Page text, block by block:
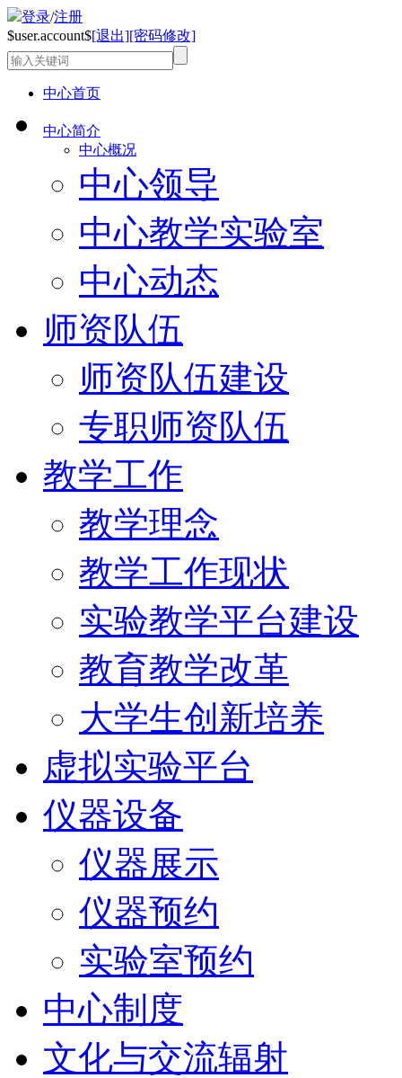
登录/注册
$user.account$[退出][密码修改]
中心首页
中心简介
中心概况
中心领导
中心教学实验室
中心动态
师资队伍
师资队伍建设
专职师资队伍
教学工作
教学理念
教学工作现状
实验教学平台建设
教育教学改革
大学生创新培养
虚拟实验平台
仪器设备
仪器展示
仪器预约
实验室预约
中心制度
文化与交流辐射